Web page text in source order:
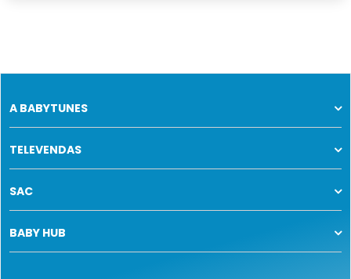
A BABYTUNES
TELEVENDAS
SAC
BABY HUB